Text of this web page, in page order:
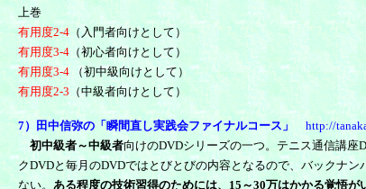
上巻
有用度2-4（入門者向けとして）
有用度3-4（初心者向けとして）
有用度3-4（初中級向けとして）
有用度2-3（中級者向けとして）
7）田中信弥の「瞬間直し実践会ファイナルコース」 http://
初中級者～中級者向けのDVDシリーズの一つ。テニス通信講座
クDVDと毎月のDVDではとびとびの内容となるので、バックナ
ない。 ある程度の技術習得のためには、15～30万はかかる覚悟が